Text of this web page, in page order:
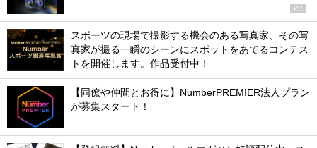
PR
スポーツの現場で撮影する機会のある写真家、その写
真家が撮る一瞬のシーンにスポットをあてるコンテス
トを開催します。作品受付中！
【同僚や仲間とお得に】NumberPREMIER法人プラン
が募集スタート！